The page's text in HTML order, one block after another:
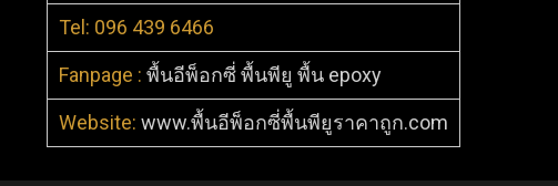
Tel: 096 439 6466
Fanpage : พื้นอีพ็อกซี่ พื้นพียู พื้น epoxy
Website: www.พื้นอีพ็อกซี่พื้นพียูราคาถูก.com